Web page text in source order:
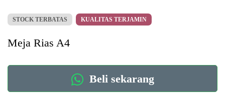
STOCK TERBATAS KUALITAS TERJAMIN
Meja Rias A4
Beli sekarang